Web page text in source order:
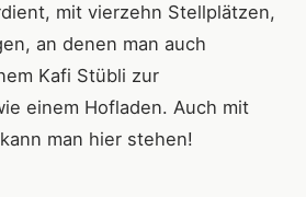
mit vierzehn Stellplätzen,
an denen man auch
Kafi Stübli zur
einem Hofladen. Auch mit
man hier stehen!